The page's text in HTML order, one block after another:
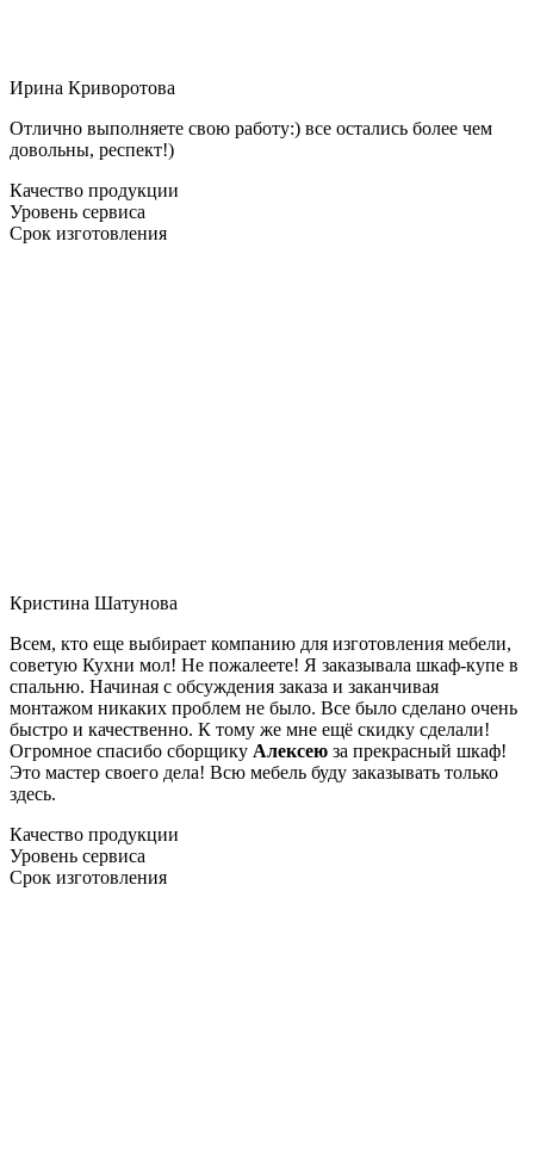
Ирина Криворотова
Отлично выполняете свою работу:) все остались более чем
довольны, респект!)
Качество продукции
Уровень сервиса
Срок изготовления
Кристина Шатунова
Всем, кто еще выбирает компанию для изготовления мебели,
советую Кухни мол! Не пожалеете! Я заказывала шкаф-купе в
спальню. Начиная с обсуждения заказа и заканчивая
монтажом никаких проблем не было. Все было сделано очень
быстро и качественно. К тому же мне ещё скидку сделали!
Огромное спасибо сборщику Алексею за прекрасный шкаф!
Это мастер своего дела! Всю мебель буду заказывать только
здесь.
Качество продукции
Уровень сервиса
Срок изготовления